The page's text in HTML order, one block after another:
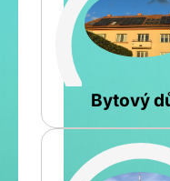
Bytový
Jméno